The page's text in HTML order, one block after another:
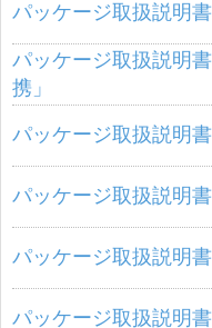
パッケージ取扱説明
パッケージ取扱説明
携」
パッケージ取扱説明
パッケージ取扱説明
パッケージ取扱説明
パッケージ取扱説明書